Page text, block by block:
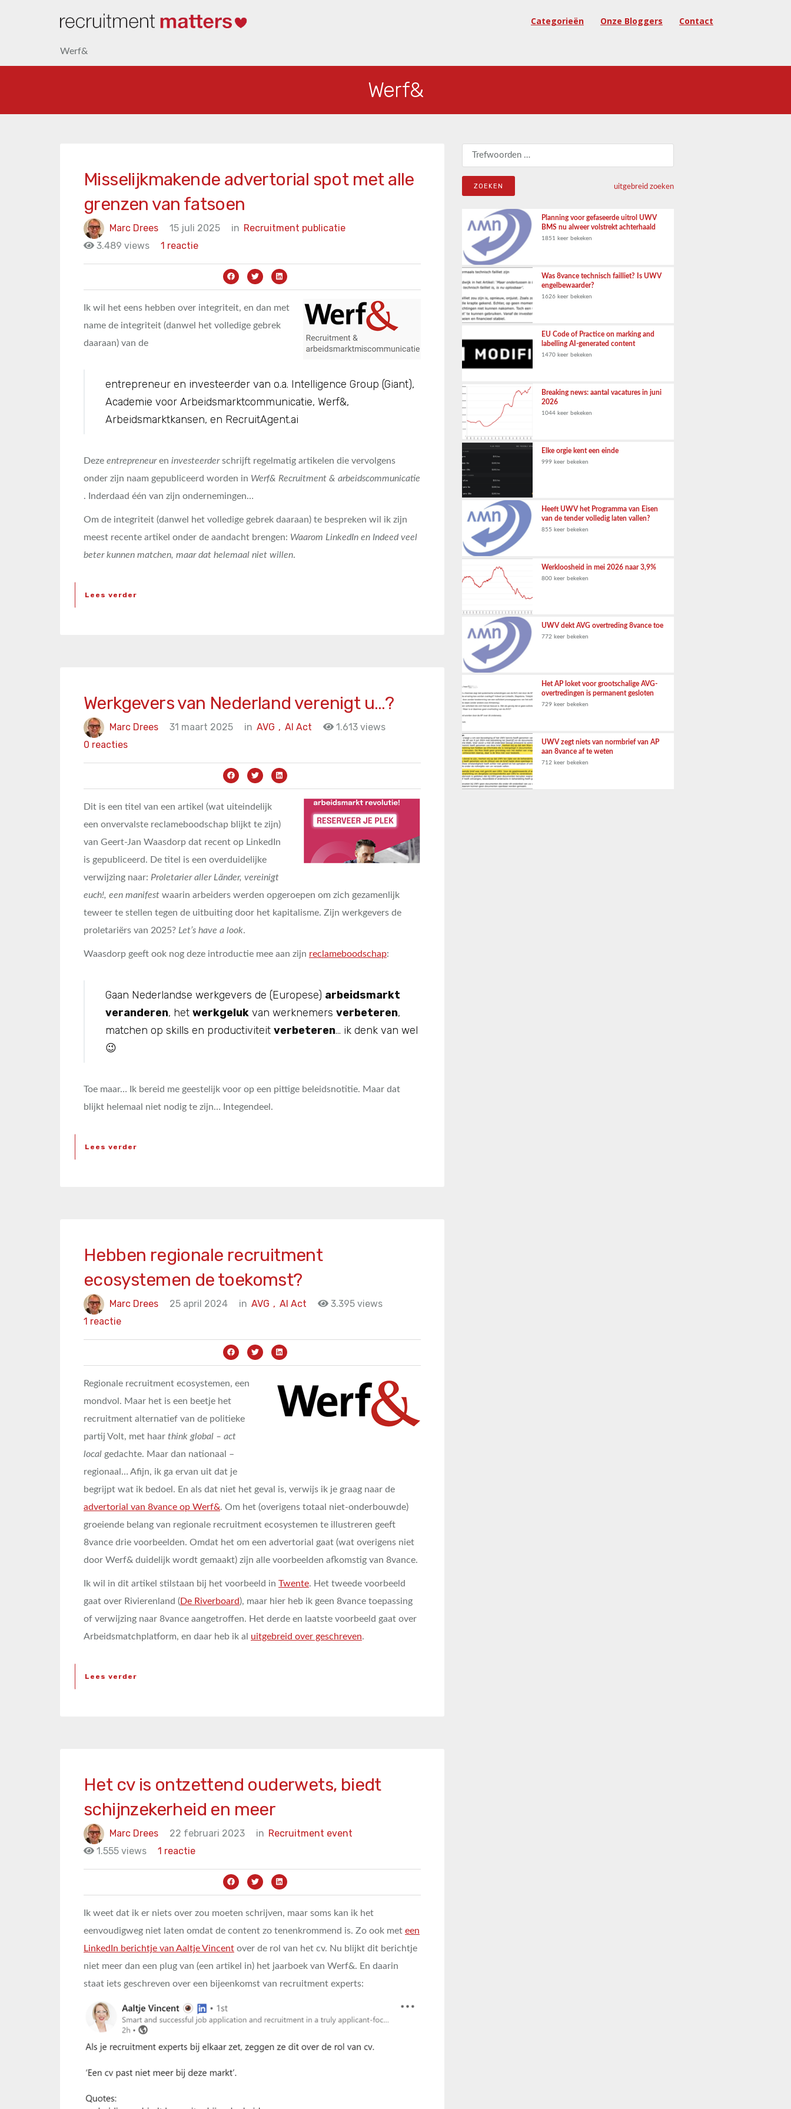
Categorieën Onze Bloggers Contact
Werf&
Werf&
Misselijkmakende advertorial spot met alle
grenzen van fatsoen
Marc Drees 15 juli 2025 in Recruitment publicatie
3.489 views
1 reactie
Ik wil het eens hebben over integriteit, en dan met
name de integriteit (danwel het volledige gebrek
daaraan) van de
entrepreneur en investeerder van o.a. Intelligence Group (Giant),
Academie voor Arbeidsmarktcommunicatie, Werf&,
Arbeidsmarktkansen, en RecruitAgent.ai
Deze entrepreneuren investeerderschrijft regelmatig artikelen die vervolgens
onder zijn naam gepubliceerd worden in Werf& Recruitment & arbeidscommunicatie
. Inderdaad één van zijn ondernemingen…
Om de integriteit (danwel het volledige gebrek daaraan) te bespreken wil ik zijn
meest recente artikel onder de aandacht brengen: Waarom LinkedIn en Indeed veel
beter kunnen matchen, maar dat helemaal niet willen.
Lees verder
Werkgevers van Nederland verenigt u…?
Marc Drees 31 maart 2025 in AI Act
AVG ,
1.613 views
0 reacties
Dit is een titel van een artikel (wat uiteindelijk
een onvervalste reclameboodschap blijkt te zijn)
van Geert-Jan Waasdorp dat recent op LinkedIn
is gepubliceerd. De titel is een overduidelijke
verwijzing naar: Proletarier aller Länder, vereinigt
euch!, een manifest waarin arbeiders werden opgeroepen om zich gezamenlijk
teweer te stellen tegen de uitbuiting door het kapitalisme. Zijn werkgevers de
proletariërs van 2025? Let’s have a look.
Waasdorp geeft ook nog deze introductie mee aan zijn reclameboodschap:
Gaan Nederlandse werkgevers de (Europese) arbeidsmarkt
veranderen, het werkgeluk van werknemers verbeteren,
matchen op skills en productiviteit verbeteren… ik denk van wel
😉
Toe maar… Ik bereid me geestelijk voor op een pittige beleidsnotitie. Maar dat
blijkt helemaal niet nodig te zijn… Integendeel.
Lees verder
Hebben regionale recruitment
ecosystemen de toekomst?
Marc Drees 25 april 2024 in AI Act
AVG ,
3.395 views
1 reactie
Regionale recruitment ecosystemen, een
mondvol. Maar het is een beetje het
recruitment alternatief van de politieke
partij Volt, met haar think global – act
local gedachte. Maar dan nationaal –
regionaal… Afijn, ik ga ervan uit dat je
begrijpt wat ik bedoel. En als dat niet het geval is, verwijs ik je graag naar de
advertorial van 8vance op Werf&. Om het (overigens totaal niet-onderbouwde)
groeiende belang van regionale recruitment ecosystemen te illustreren geeft
8vance drie voorbeelden. Omdat het om een advertorial gaat (wat overigens niet
door Werf& duidelijk wordt gemaakt) zijn alle voorbeelden afkomstig van 8vance.
Ik wil in dit artikel stilstaan bij het voorbeeld in Twente. Het tweede voorbeeld
gaat over Rivierenland (De Riverboard), maar hier heb ik geen 8vance toepassing
of verwijzing naar 8vance aangetroffen. Het derde en laatste voorbeeld gaat over
Arbeidsmatchplatform, en daar heb ik al uitgebreid over geschreven.
Lees verder
Het cv is ontzettend ouderwets, biedt
schijnzekerheid en meer
Marc Drees 22 februari 2023 in Recruitment event
1.555 views
1 reactie
Ik weet dat ik er niets over zou moeten schrijven, maar soms kan ik het
eenvoudigweg niet laten omdat de content zo tenenkrommend is. Zo ook met een
LinkedIn berichtje van Aaltje Vincent over de rol van het cv. Nu blijkt dit berichtje
niet meer dan een plug van (een artikel in) het jaarboek van Werf&. En daarin
staat iets geschreven over een bijeenkomst van recruitment experts:
Zoeken naar:
uitgebreid zoeken
Planning voor gefaseerde uitrol UWV
BMS nu alweer volstrekt achterhaald
1851 keer bekeken
Was 8vance technisch failliet? Is UWV
engelbewaarder?
1626 keer bekeken
EU Code of Practice on marking and
labelling AI-generated content
1470 keer bekeken
Breaking news: aantal vacatures in juni
2026
1044 keer bekeken
Elke orgie kent een einde
999 keer bekeken
Heeft UWV het Programma van Eisen
van de tender volledig laten vallen?
855 keer bekeken
Werkloosheid in mei 2026 naar 3,9%
800 keer bekeken
UWV dekt AVG overtreding 8vance toe
772 keer bekeken
Het AP loket voor grootschalige AVG-
overtredingen is permanent gesloten
729 keer bekeken
UWV zegt niets van normbrief van AP
aan 8vance af te weten
712 keer bekeken